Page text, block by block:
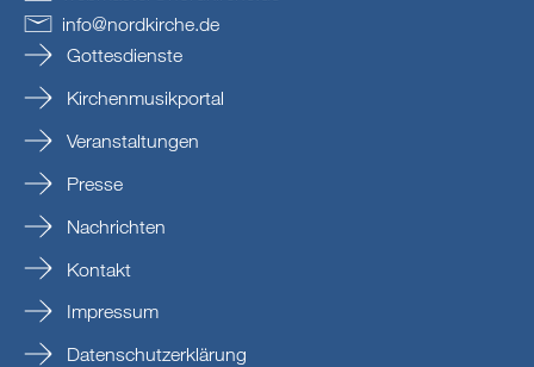
info@nordkirche.de
Gottesdienste
Kirchenmusikportal
Veranstaltungen
Presse
Nachrichten
Kontakt
Impressum
Datenschutzerklärung